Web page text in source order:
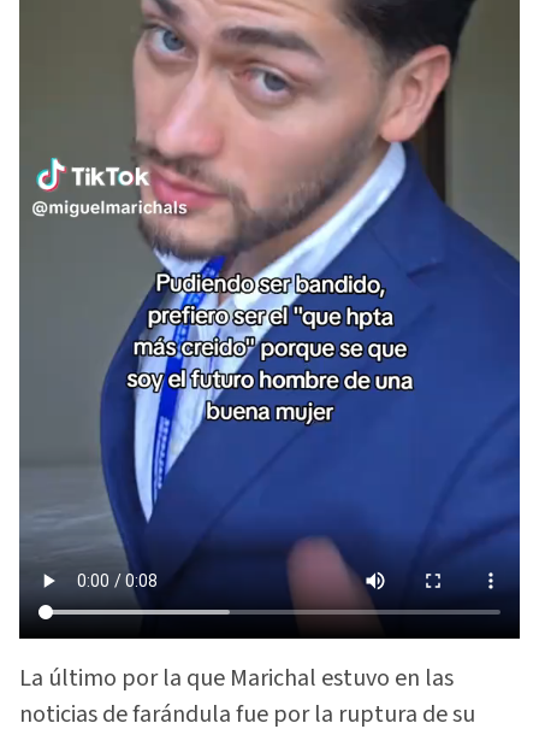
La último por la que Marichal estuvo en las
noticias de farándula fue por la ruptura de su